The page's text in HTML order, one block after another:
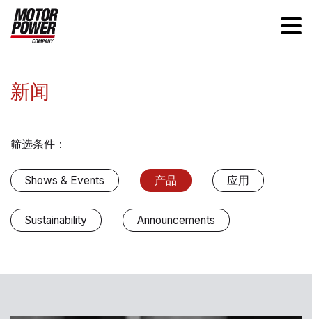
新闻
筛选条件：
Shows & Events 产品 应用
Sustainability Announcements